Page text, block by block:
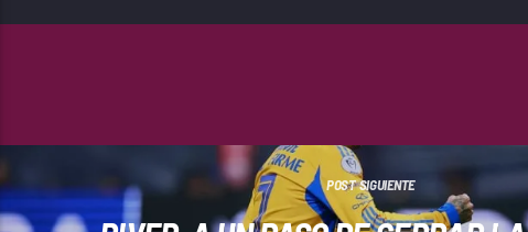
POST SIGUIENTE